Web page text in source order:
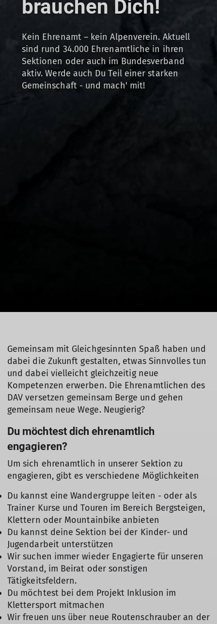
brauchen Dich!
Kein Ehrenamt – kein Alpenverein. Aktuell
sind rund 34.000 Ehrenamtliche in ihren
Sektionen oder auch im Bundesverband
aktiv. Werde auch Du Teil einer starken
Gemeinschaft - und mach' mit!
Gemeinsam mit Gleichgesinnten Spaß haben und
dabei die Zukunft gestalten, etwas Sinnvolles tun
und dabei vielleicht gleichzeitig neue
Kompetenzen erwerben. Die Ehrenamtlichen des
DAV versetzen gemeinsam Berge und gehen
gemeinsam neue Wege. Neugierig?
Du möchtest dich ehrenamtlich
engagieren?
Um sich ehrenamtlich in unserer Sektion zu
engagieren, gibt es verschiedene Möglichkeiten
Du kannst eine Wandergruppe leiten - oder als
Trainer Kurse und Touren im Bereich Bergsteigen,
Klettern oder Mountainbike anbieten
Du kannst deine Sektion bei der Kinder- und
Jugendarbeit unterstützen
Wir suchen immer wieder Engagierte für unseren
Vorstand, im Beirat oder sonstigen
Tätigkeitsfeldern.
Du möchtest bei dem Projekt Inklusion im
Klettersport mitmachen
Wir freuen uns über neue Routenschrauber an der